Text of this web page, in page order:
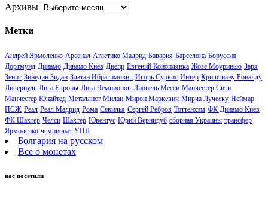
Архивы
Метки
Андрей Ярмоленко Арсенал Атлетико Мадрид Бавария Барселона Боруссия
Дортмунд Динамо Динамо Киев Днепр Евгений Коноплянка Жозе Моуринью Заря
Зенит Зинедин Зидан Златан Ибрагимович Игорь Суркис Интер Криштиану Роналду
Ливерпуль Лига Европы Лига Чемпионов Лионель Месси Манчестер Сити
Манчестер Юнайтед Металлист Милан Мирон Маркевич Мирча Луческу Неймар
ПСЖ Реал Реал Мадрид Рома Севилья Сергей Ребров Тоттенхэм ФК Динамо Киев
ФК Шахтер Челси Шахтер Ювентус Юрий Вернидуб сборная Украины трансфер
Ярмоленко чемпионат УПЛ
Болгария на русском
Все о монетах
нас посетили